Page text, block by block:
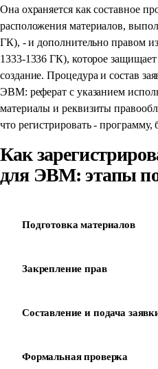
Она охраняется как составное
расположения материалов,
ГК), - и дополнительно правом
1333-1336 ГК), которое
создание. Процедура и состав
ЭВМ: реферат с указанием
материалы и реквизиты
что регистрировать -
Как
для ЭВМ: этапы
Подготовка материалов
Закрепление прав
Составление и подача
Формальная проверка